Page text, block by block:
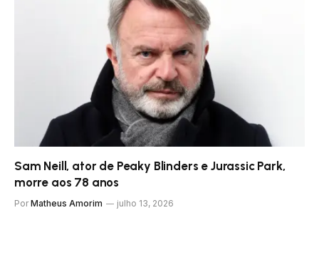
Sam Neill, ator de Peaky Blinders e Jurassic Park,
morre aos 78 anos
Por Matheus Amorim julho 13, 2026